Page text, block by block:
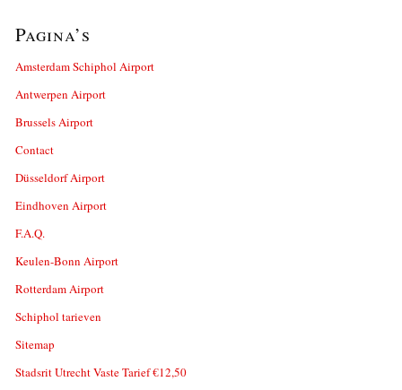
Pagina’s
Amsterdam Schiphol Airport
Antwerpen Airport
Brussels Airport
Contact
Düsseldorf Airport
Eindhoven Airport
F.A.Q.
Keulen-Bonn Airport
Rotterdam Airport
Schiphol tarieven
Sitemap
Stadsrit Utrecht Vaste Tarief €12,50